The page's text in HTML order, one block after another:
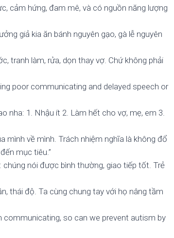
cảm hứng, đam mê, và có nguồn năng lượng
giả kia ăn bánh nguyên gạo, gà lễ nguyên
tranh làm, rửa, dọn thay vợ. Chứ không phải
poor communicating and delayed speech or
nha: 1. Nhậu ít 2. Làm hết cho vợ, mẹ, em 3.
mình về mình. Trách nhiệm nghĩa là không đổ
mục tiêu.”
chúng nói được bình thường, giao tiếp tốt. Trẻ
thái độ. Ta cùng chung tay với họ nâng tầm
communicating, so can we prevent autism by